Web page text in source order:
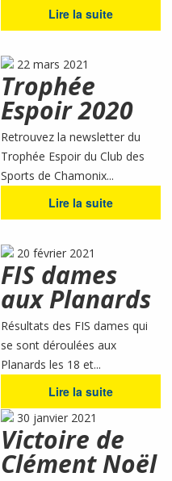
Lire la suite
22 mars 2021
Trophée
Espoir 2020
Retrouvez la newsletter du
Trophée Espoir du Club des
Sports de Chamonix...
Lire la suite
20 février 2021
FIS dames
aux Planards
Résultats des FIS dames qui
se sont déroulées aux
Planards les 18 et...
Lire la suite
30 janvier 2021
Victoire de
Clément Noël